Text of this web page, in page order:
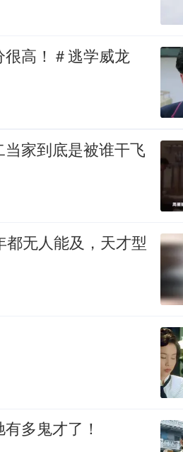
高！＃逃学威龙
家到底是被谁干飞
无人能及，天才型
多鬼才了！